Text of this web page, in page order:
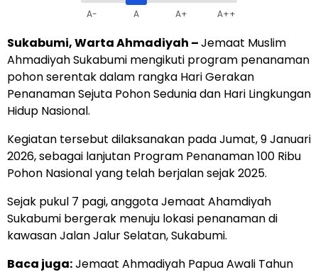
A- A A+ A++
Sukabumi, Warta Ahmadiyah –Jemaat Muslim
Ahmadiyah Sukabumi mengikuti program penanaman
pohon serentak dalam rangka Hari Gerakan
Penanaman Sejuta Pohon Sedunia dan Hari Lingkungan
Hidup Nasional.
Kegiatan tersebut dilaksanakan pada Jumat, 9 Januari
2026, sebagai lanjutan Program Penanaman 100 Ribu
Pohon Nasional yang telah berjalan sejak 2025.
Sejak pukul 7 pagi, anggota Jemaat Ahamdiyah
Sukabumi bergerak menuju lokasi penanaman di
kawasan Jalan Jalur Selatan, Sukabumi.
Baca juga:Jemaat Ahmadiyah Papua Awali Tahun